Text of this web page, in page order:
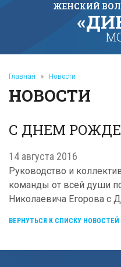
ЖЕНСКИЙ
Главная » Новости
НОВОСТИ
С ДНЕМ
14 августа 2016
Руководство и
команды от всей души
Николаевича Егорова с
ВЕРНУТЬСЯ К СПИСКУ НОВОСТЕЙ